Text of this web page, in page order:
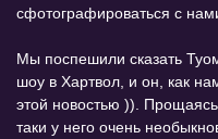
сфотографироваться с
Мы поспешили сказать
шоу в Хартвол, и он, как
этой новостью )).
таки у него очень